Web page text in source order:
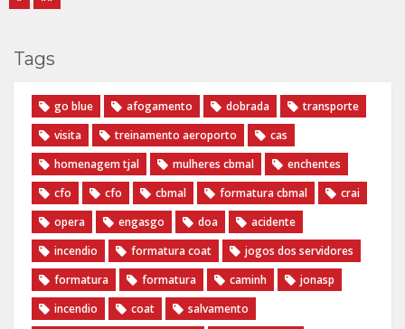
Tags
go blue afogamento dobrada
transporte
visita
treinamento aeroporto
cas
homenagem tjal
mulheres cbmal
enchentes
cfo
cfo cbmal formatura cbmal
crai
opera
engasgo doa
acidente
incendio
formatura coat
jogos dos servidores
formatura
formatura caminh
jonasp
incendio
coat
salvamento